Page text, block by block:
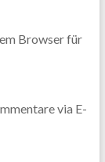
Browser für
via E-